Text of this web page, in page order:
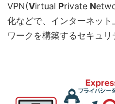
VPN(Virtual Private N
化などで、インターネッ
ワークを構築するセキュリ